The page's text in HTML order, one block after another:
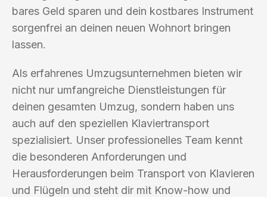
bares Geld sparen und dein kostbares Instrument
sorgenfrei an deinen neuen Wohnort bringen
lassen.
Als erfahrenes Umzugsunternehmen bieten wir
nicht nur umfangreiche Dienstleistungen für
deinen gesamten Umzug, sondern haben uns
auch auf den speziellen Klaviertransport
spezialisiert. Unser professionelles Team kennt
die besonderen Anforderungen und
Herausforderungen beim Transport von Klavieren
und Flügeln und steht dir mit Know-how und